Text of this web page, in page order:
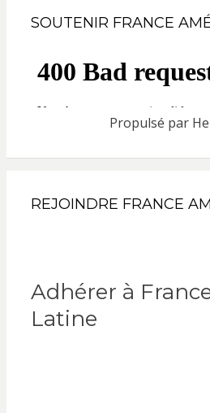
SOUTENIR FRANCE
Propulsé par
REJOINDRE FRANCE
Adhérer à
Latine